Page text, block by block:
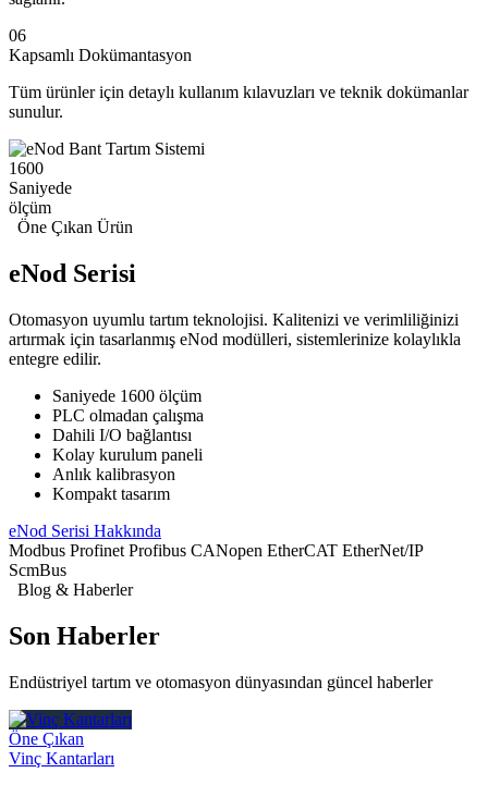
06
Kapsamlı Dokümantasyon
Tüm ürünler için detaylı kullanım kılavuzları ve teknik dokümanlar
sunulur.
1600
Saniyede
ölçüm
Öne Çıkan Ürün
eNod Serisi
Otomasyon uyumlu tartım teknolojisi. Kalitenizi ve verimliliğinizi
artırmak için tasarlanmış eNod modülleri, sistemlerinize kolaylıkla
entegre edilir.
Saniyede 1600 ölçüm
PLC olmadan çalışma
Dahili I/O bağlantısı
Kolay kurulum paneli
Anlık kalibrasyon
Kompakt tasarım
eNod Serisi Hakkında
Modbus Profinet Profibus CANopen EtherCAT EtherNet/IP
ScmBus
Blog & Haberler
Son Haberler
Endüstriyel tartım ve otomasyon dünyasından güncel haberler
Öne Çıkan
Vinç Kantarları